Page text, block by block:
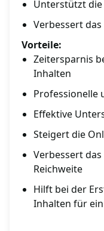
Unterstützt
Verbessert
Vorteile:
Zeitersparnis
Inhalten
Professionelle
Effektive
Steigert die
Verbessert
Reichweite
Hilft bei der
Inhalten für